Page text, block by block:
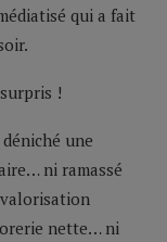
qui a fait
!
une
ni ramassé
nette… ni